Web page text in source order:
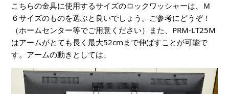
こちらの金具に使用するサイズのロックワッシャーは、Ｍ
６サイズのものを選ぶと良いでしょう。ご参考にどうぞ！
（ホームセンター等でご用意ください）また、PRM-LT25M
はアームがとても長く最大52cmまで伸ばすことが可能で
す。アームの動きとしては、